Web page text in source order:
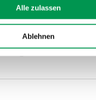
Alle zulassen
Ablehnen
-